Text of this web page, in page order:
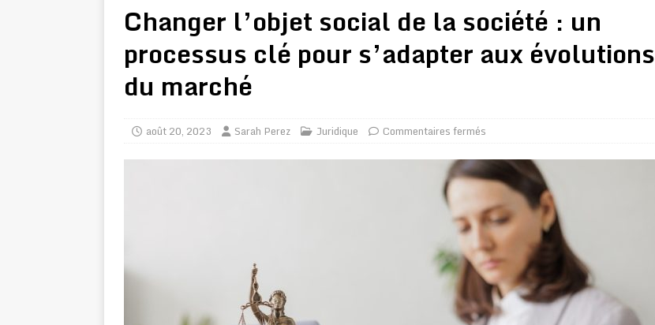
Changer l’objet social de la société : un
processus clé pour s’adapter aux évolutions
du marché
août 20, 2023 Sarah Perez Juridique Commentaires fermés